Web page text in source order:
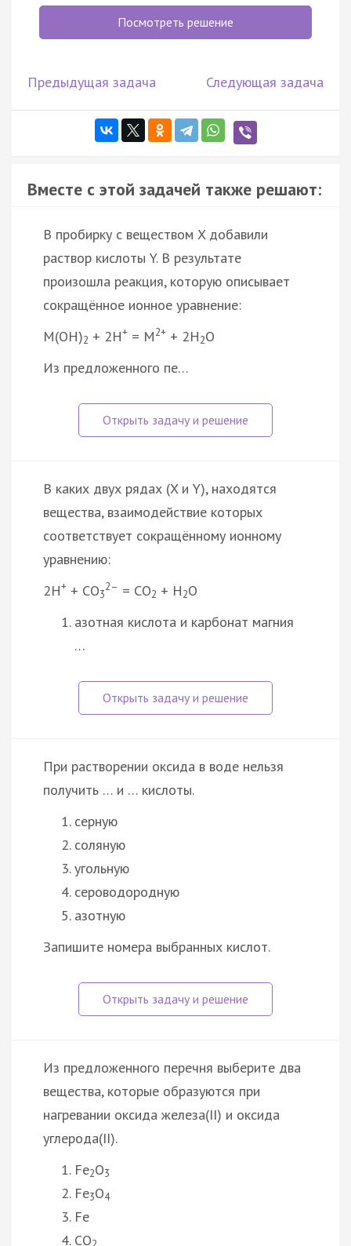
Посмотреть решение
Предыдущая задача Следующая задача
Вместе с этой задачей также решают:
В пробирку с веществом X добавили
раствор кислоты Y. В результате
произошла реакция, которую описывает
сокращённое ионное уравнение:
M(OH)2 + 2H+ = M2+ + 2H2O
Из предложенного пе…
В каких двух рядах (X и Y), находятся
вещества, взаимодействие которых
соответствует сокращённому ионному
уравнению:
2Н+ + СО3
2– = СО2 + Н2О
азотная кислота и карбонат магния
…
При растворении оксида в воде нельзя
получить … и … кислоты.
серную
соляную
угольную
сероводородную
азотную
Запишите номера выбранных кислот.
Из предложенного перечня выберите два
вещества, которые образуются при
нагревании оксида железа(II) и оксида
углерода(II).
Fe2O3
Fe3O4
Fe
CO